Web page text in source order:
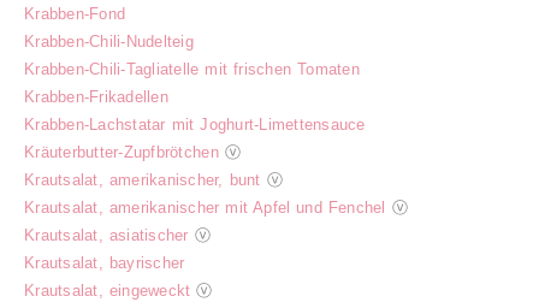
Krabben-Fond
Krabben-Chili-Nudelteig
Krabben-Chili-Tagliatelle mit frischen Tomaten
Krabben-Frikadellen
Krabben-Lachstatar mit Joghurt-Limettensauce
Kräuterbutter-Zupfbrötchen ⓥ
Krautsalat, amerikanischer, bunt ⓥ
Krautsalat, amerikanischer mit Apfel und Fenchel ⓥ
Krautsalat, asiatischer ⓥ
Krautsalat, bayrischer
Krautsalat, eingeweckt ⓥ